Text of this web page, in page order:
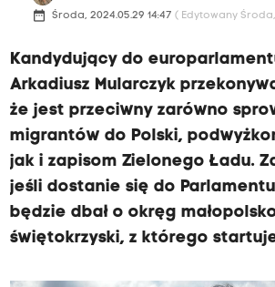
date_range Środa, 2024.05.29 14:47 ( Edytowany Środa,
Kandydujący do
Arkadiusz Mularczyk
że jest przeciwny zarówno
migrantów do Polski,
jak i zapisom Zielonego Ładu.
jeśli dostanie się do
będzie dbał o okręg
świętokrzyski, z którego